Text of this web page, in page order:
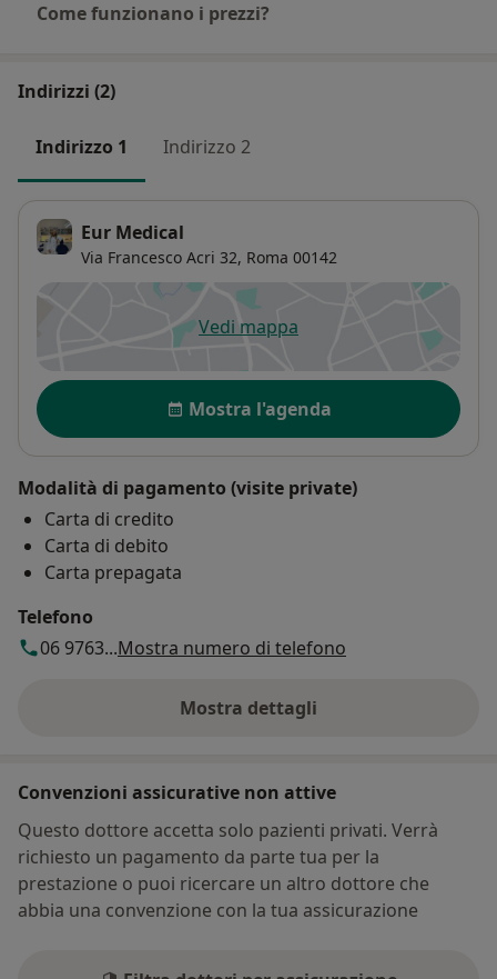
Come funzionano i prezzi?
Indirizzi (2)
Indirizzo 1 Indirizzo 2
Eur Medical
Via Francesco Acri 32, Roma 00142
Vedi mappasi apre in una nuova scheda
Disponibilità
Mostra l'agenda
Modalità di pagamento (visite private)
Carta di credito
Carta di debito
Carta prepagata
Telefono
06 9763...Mostra numero di telefono
Mostra dettagli
sull'indirizzo
Convenzioni assicurative non attive
Questo dottore accetta solo pazienti privati. Verrà
richiesto un pagamento da parte tua per la
prestazione o puoi ricercare un altro dottore che
abbia una convenzione con la tua assicurazione